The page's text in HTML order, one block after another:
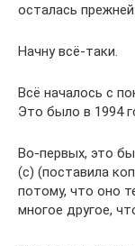
осталась прежней.
Начну всё-таки.
Всё началось с
Это было в 1994
Во-первых, это
(с) (поставила
потому, что оно
многое другое,